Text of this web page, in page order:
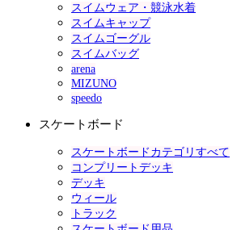
スイムウェア・競泳水着
スイムキャップ
スイムゴーグル
スイムバッグ
arena
MIZUNO
speedo
スケートボード
スケートボードカテゴリすべて
コンプリートデッキ
デッキ
ウィール
トラック